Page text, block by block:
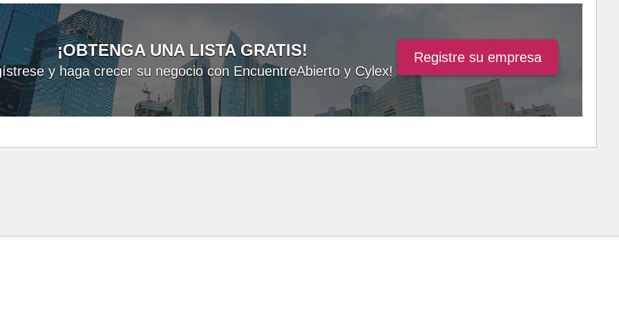
¡OBTENGA UNA LISTA GRATIS!
y haga crecer su negocio con EncuentreAbierto y Cylex!
Registre su empresa